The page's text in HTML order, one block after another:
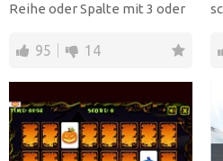
Reihe oder Spalte mit 3 oder
95 14